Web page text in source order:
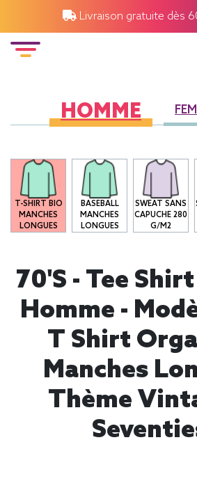
Livraison gratuite dès
HOMME
T-SHIRT BIO
MANCHES
LONGUES
BASEBALL
MANCHES
LONGUES
SWEAT SANS
CAPUCHE 280
G/M2
70's - Tee
Homme -
T Shirt
Manches
Thème